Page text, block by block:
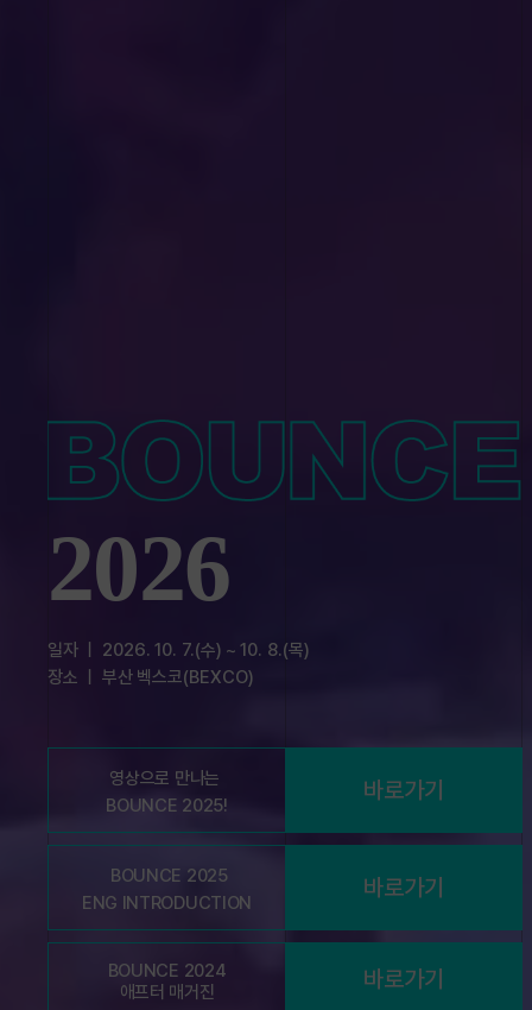
2026
일자 ㅣ 2026. 10. 7.(수) ~ 10. 8.(목)
장소 ㅣ 부산 벡스코(BEXCO)
영상으로 만나는
BOUNCE 2025!
바로가기
BOUNCE 2025
ENG INTRODUCTION
바로가기
BOUNCE 2024
애프터 매거진
바로가기